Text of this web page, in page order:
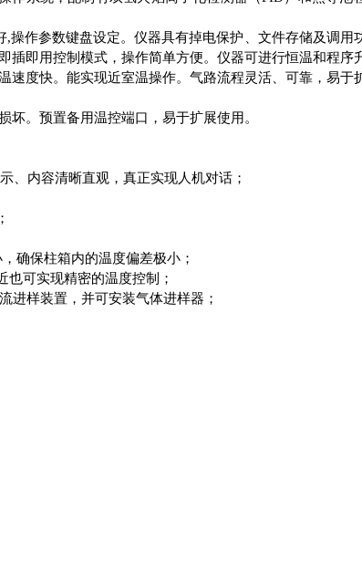
作参数键盘设定。仪器具有掉电保护、文件存储及调用
插即用控制模式，操作简单方便。仪器可进行恒温和程序
速度快。能实现近室温操作。气路流程灵活、可靠，易于
。预置备用温控端口，易于扩展使用。
、内容清晰直观，真正实现人机对话；
确保柱箱内的温度偏差极小；
可实现精密的温度控制；
进样装置，并可安装气体进样器；